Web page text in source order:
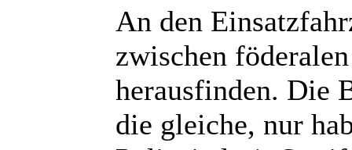
An den
zwischen
herausfinden. Die
die gleiche, nur